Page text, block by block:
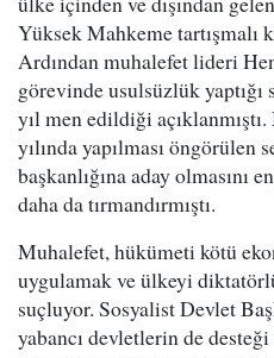
Yüksek Mahkeme tartışmalı
Ardından muhalefet lideri
görevinde usulsüzlük yaptığı
yıl men edildiği
yılında yapılması öngörülen
başkanlığına aday olmasını
daha da tırmandırmıştı.
Muhalefet, hükümeti kötü
uygulamak ve ülkeyi
suçluyor. Sosyalist Devlet
yabancı devletlerin de